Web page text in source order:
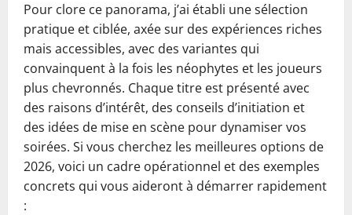
Pour clore ce panorama, j’ai établi une sélection
pratique et ciblée, axée sur des expériences riches
mais accessibles, avec des variantes qui
convainquent à la fois les néophytes et les joueurs
plus chevronnés. Chaque titre est présenté avec
des raisons d’intérêt, des conseils d’initiation et
des idées de mise en scène pour dynamiser vos
soirées. Si vous cherchez les meilleures options de
2026, voici un cadre opérationnel et des exemples
concrets qui vous aideront à démarrer rapidement
: